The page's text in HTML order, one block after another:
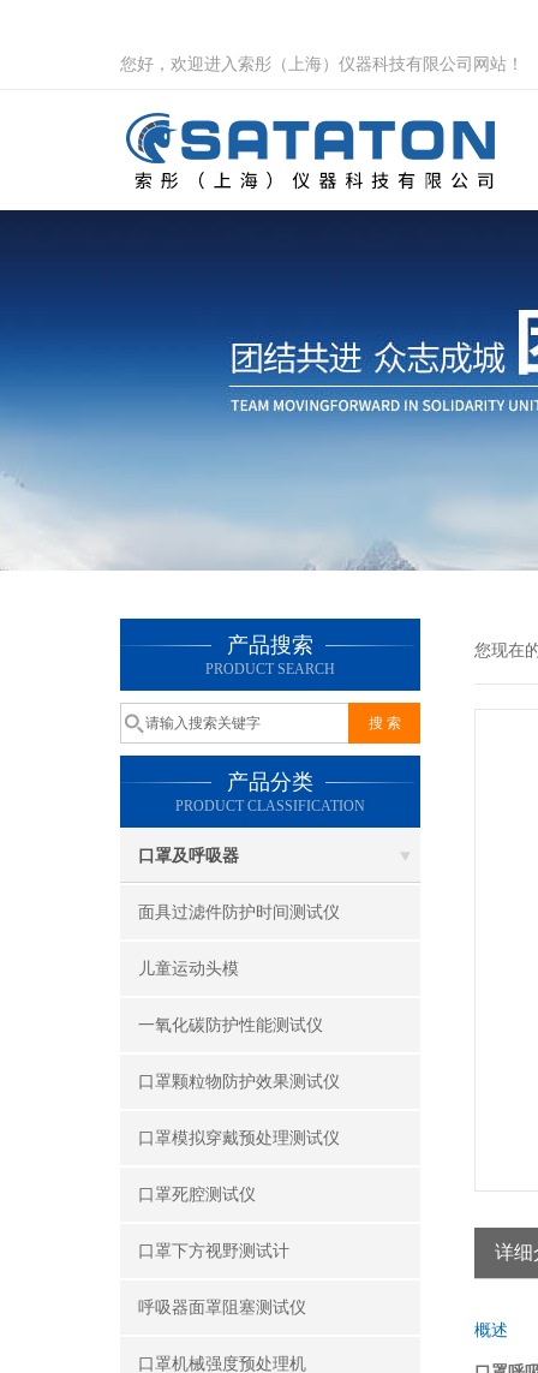
您好，欢迎进入索彤（上海）仪器科技有限公司网站！
产品搜索
PRODUCT SEARCH
产品分类
PRODUCT CLASSIFICATION
口罩及呼吸器
面具过滤件防护时间测试仪
儿童运动头模
一氧化碳防护性能测试仪
口罩颗粒物防护效果测试仪
口罩模拟穿戴预处理测试仪
口罩死腔测试仪
口罩下方视野测试计
呼吸器面罩阻塞测试仪
口罩机械强度预处理机
您现在
详细
概述